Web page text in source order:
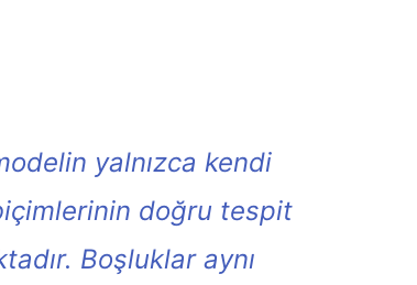
yalnızca kendi
doğru tespit
Boşluklar aynı